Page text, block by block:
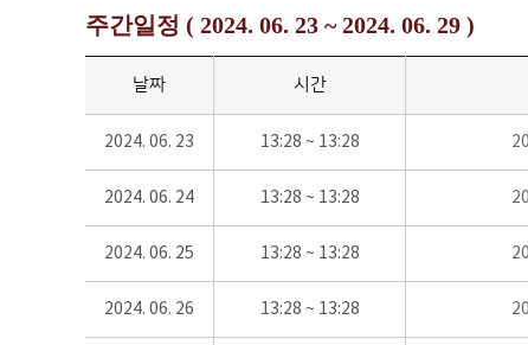
주간일정 ( 2024. 06. 23 ~ 2024. 06. 29 )
날짜 시간
2024. 06. 23 13:28 ~ 13:28
2024. 06. 24 13:28 ~ 13:28
2024. 06. 25 13:28 ~ 13:28
2024. 06. 26 13:28 ~ 13:28